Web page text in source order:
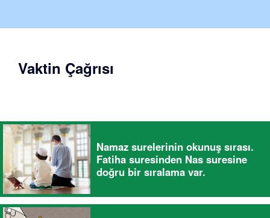
Vaktin Çağrısı
Namaz surelerinin okunuş sırası.
Fatiha suresinden Nas suresine
doğru bir sıralama var.